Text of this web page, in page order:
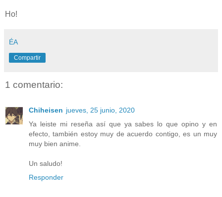
Ho!
ÉA
Compartir
1 comentario:
Chiheisen jueves, 25 junio, 2020
Ya leiste mi reseña así que ya sabes lo que opino y en
efecto, también estoy muy de acuerdo contigo, es un muy
muy bien anime.
Un saludo!
Responder